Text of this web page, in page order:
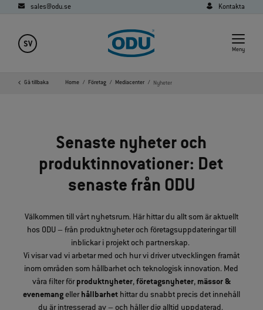
sales@odu.se Kontakta
SV
Meny
Gå tillbaka Home Företag Mediacenter Nyheter
Senaste nyheter och
produktinnovationer: Det
senaste från ODU
Välkommen till vårt nyhetsrum. Här hittar du allt som är aktuellt
hos ODU – från produktnyheter och företagsuppdateringar till
inblickar i projekt och partnerskap.
Vi visar vad vi arbetar med och hur vi driver utvecklingen framåt
inom områden som hållbarhet och teknologisk innovation. Med
våra filter förproduktnyheter,företagsnyheter, mässor &
evenemangellerhållbarhethittar du snabbt precis det innehåll